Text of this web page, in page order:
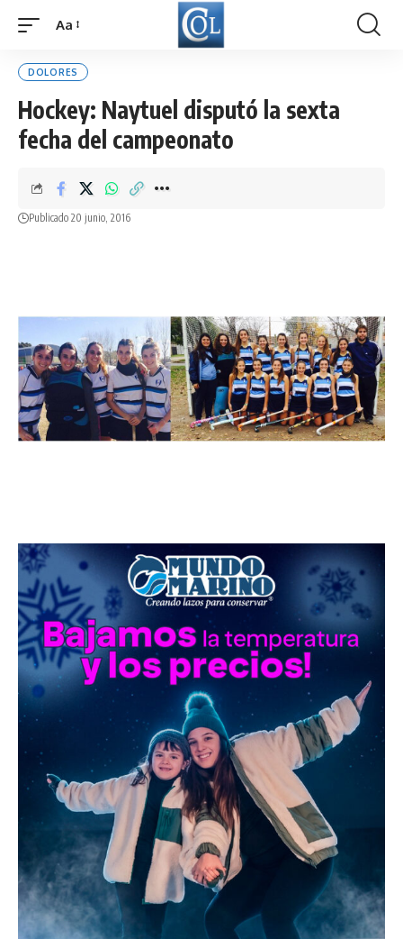
Font
Aa
DOLORES
Hockey: Naytuel disputó la sexta
fecha del campeonato
Publicado 20 junio, 2016